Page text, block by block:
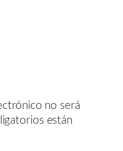
no será
están